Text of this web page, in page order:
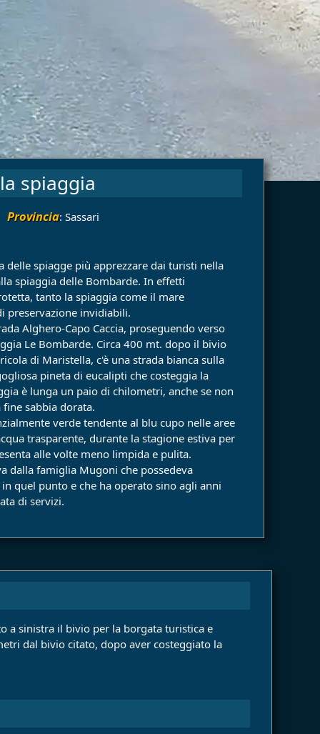
spiaggia
Provincia: Sassari
delle spiagge più apprezzare dai turisti nella
spiaggia delle Bombarde. In effetti
tanto la spiaggia come il mare
preservazione invidiabili.
Alghero-Capo Caccia, proseguendo verso
Le Bombarde. Circa 400 mt. dopo il bivio
di Maristella, c'è una strada bianca sulla
pineta di eucalipti che costeggia la
è lunga un paio di chilometri, anche se non
sabbia dorata.
verde tendente al blu cupo nelle aree
trasparente, durante la stagione estiva per
alle volte meno limpida e pulita.
dalla famiglia Mugoni che possedeva
quel punto e che ha operato sino agli anni
di servizi.
a sinistra il bivio per la borgata turistica e
dal bivio citato, dopo aver costeggiato la